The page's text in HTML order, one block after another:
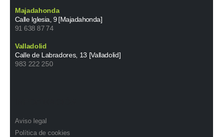
Majadahonda
Calle Iglesia, 9 [Majadahonda]
91 638 87 74
Valladolid
Calle de Labradores, 13 [Valladolid]
983 222 250
Aviso legal
Política de cookies